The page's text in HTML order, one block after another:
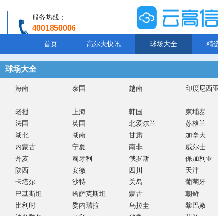
服务热线：
4001850006
首页 高尔夫快讯 球场大全 精
球场大全
海南 泰国 越南 印度尼西
老挝 上海 韩国
柬埔寨
法国
英国 北爱尔兰
苏格兰
湖北
湖南 甘肃
加拿大
内蒙古
宁夏 南非
威尔士
丹麦
匈牙利 俄罗斯
保加利亚
陕西
安徽 四川
天津
卡塔尔
沙特 关岛
葡萄牙
巴基斯坦
哈萨克斯坦 蒙古
朝鲜
比利时
委内瑞拉 乌拉圭
黎巴嫩